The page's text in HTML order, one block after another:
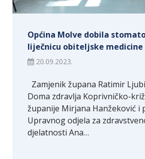
Općina Molve dobila
liječnicu obiteljske medicine
20.09.2023.
Zamjenik župana Ratimir
Doma zdravlja Koprivničko-
županije Mirjana Hanžeković i
Upravnog odjela za
djelatnosti Ana…